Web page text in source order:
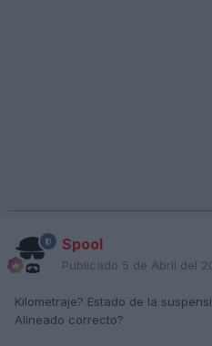
Spool
Publicado 5 de Abril del
Kilometraje? Estado de la
Alineado correcto?